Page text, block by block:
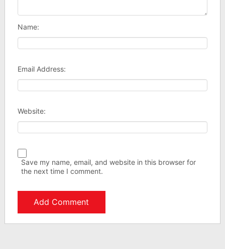
Name:
Email Address:
Website:
Save my name, email, and website in this browser for
the next time I comment.